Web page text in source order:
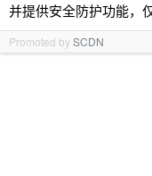
并提供安全防护功能，
Promoted bySCDN